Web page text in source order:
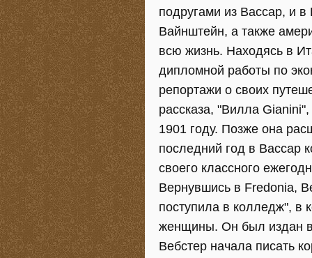
подругами из Вассар, и
Вайнштейн, а также
всю жизнь. Находясь в
дипломной работы по
репортажи о своих
рассказа, "Вилла
1901 году. Позже она
последний год в Вассар
своего классного
Вернувшись в Fredonia,
поступила в колледж", в
женщины. Он был издан
Вебстер начала писать